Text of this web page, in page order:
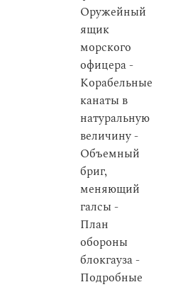
Оружейный
ящик
морского
офицера -
Корабельные
канаты в
натуральную
величину -
Объемный
бриг,
меняющий
галсы -
План
обороны
блокгауза -
Подробные